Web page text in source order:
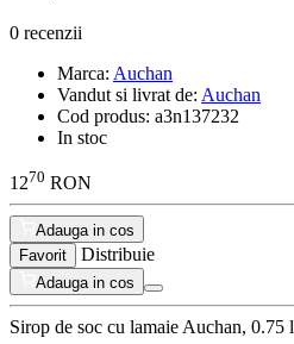
0 recenzii
Marca: Auchan
Vandut si livrat de: Auchan
Cod produs: a3n137232
In stoc
1270 RON
Adauga in cos
Favorit
Distribuie
Adauga in cos
Sirop de soc cu lamaie Auchan, 0.75 l